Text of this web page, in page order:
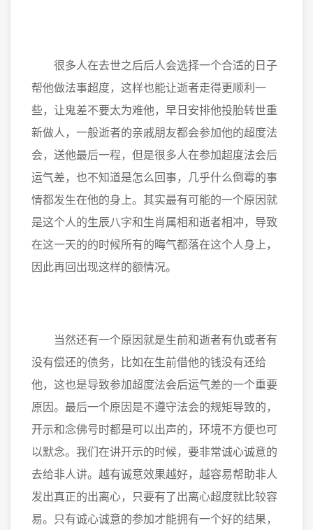
很多人在去世之后后人会选择一个合适的日子
帮他做法事超度，这样也能让逝者走得更顺利一
些，让鬼差不要太为难他，早日安排他投胎转世重
新做人，一般逝者的亲戚朋友都会参加他的超度法
会，送他最后一程，但是很多人在参加超度法会后
运气差，也不知道是怎么回事，几乎什么倒霉的事
情都发生在他的身上。其实最有可能的一个原因就
是这个人的生辰八字和生肖属相和逝者相冲，导致
在这一天的的时候所有的晦气都落在这个人身上，
因此再回出现这样的额情况。
当然还有一个原因就是生前和逝者有仇或者有
没有偿还的债务，比如在生前借他的钱没有还给
他，这也是导致参加超度法会后运气差的一个重要
原因。最后一个原因是不遵守法会的规矩导致的，
开示和念佛号时都是可以出声的，环境不方便也可
以默念。我们在讲开示的时候，要非常诚心诚意的
去给非人讲。越有诚意效果越好，越容易帮助非人
发出真正的出离心，只要有了出离心超度就比较容
易。只有诚心诚意的参加才能拥有一个好的结果，